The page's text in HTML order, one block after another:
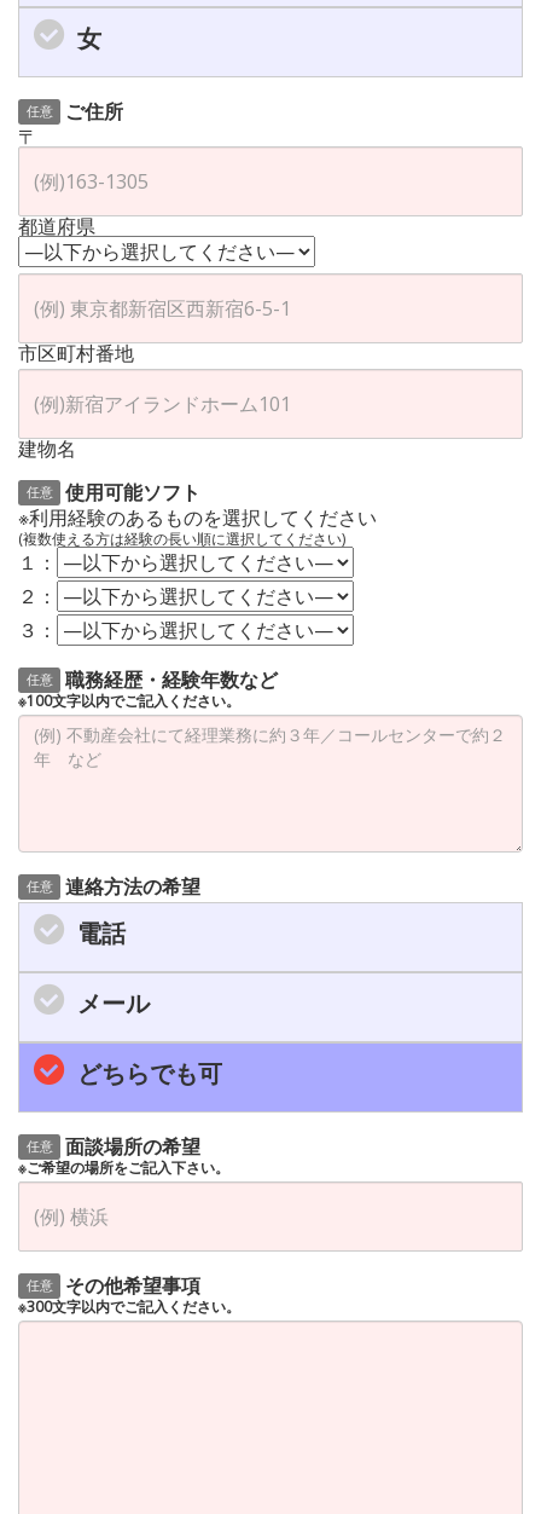
女
任意
ご住所
〒
都道府県
市区町村番地
建物名
任意
使用可能ソフト
※利用経験のあるものを選択してください
(複数使える方は経験の長い順に選択してください)
１：
２：
３：
任意 職務経歴・経験年数など
※100文字以内でご記入ください。
任意 連絡方法の希望
電話
メール
どちらでも可
任意 面談場所の希望
※ご希望の場所をご記入下さい。
任意 その他希望事項
※300文字以内でご記入ください。